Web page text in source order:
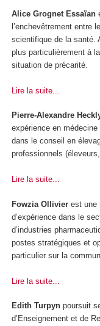
Alice Grognet Essaïan
l’enchevêtrement entre
scientifique de la santé.
plus particulièrement à
situation de précarité.
Lire la suite...
Pierre-Alexandre
expérience en
dans le conseil en
professionnels
Lire la suite...
Fowzia Ollivier est une
d’expérience dans le
d’industries
postes stratégiques et
particulier sur la
Lire la suite...
Edith Turpyn poursuit
d’Enseignement et de